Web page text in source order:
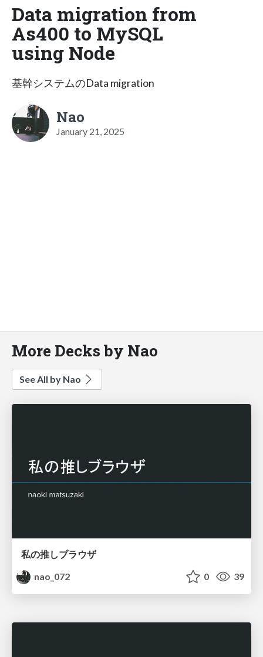
Data migration from
As400 to MySQL
using Node
基幹システムのData migration
Nao
January 21, 2025
More Decks by Nao
See All by Nao
私の推しブラウザ
nao_072
0 39